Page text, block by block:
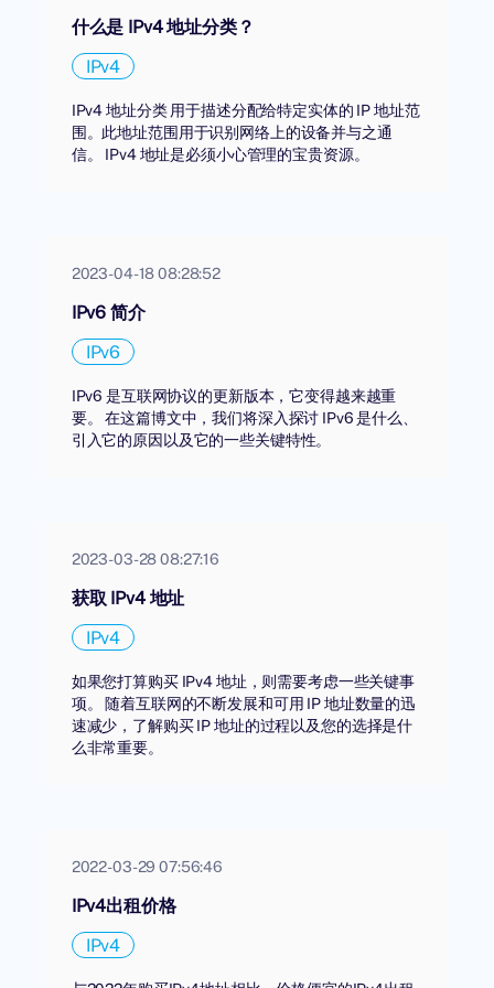
什么是 IPv4 地址分类？
IPv4
IPv4 地址分类 用于描述分配给特定实体的 IP 地址范
围。此地址范围用于识别网络上的设备并与之通
信。 IPv4 地址是必须小心管理的宝贵资源。
2023-04-18 08:28:52
IPv6 简介
IPv6
IPv6 是互联网协议的更新版本，它变得越来越重
要。 在这篇博文中，我们将深入探讨 IPv6 是什么、
引入它的原因以及它的一些关键特性。
2023-03-28 08:27:16
获取 IPv4 地址
IPv4
如果您打算购买 IPv4 地址，则需要考虑一些关键事
项。 随着互联网的不断发展和可用 IP 地址数量的迅
速减少，了解购买 IP 地址的过程以及您的选择是什
么非常重要。
2022-03-29 07:56:46
IPv4出租价格
IPv4